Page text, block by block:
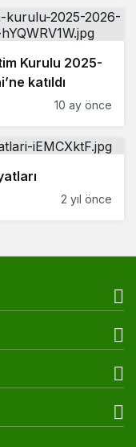
Kurulu 2025-
katıldı
10 ay önce
2 yıl önce